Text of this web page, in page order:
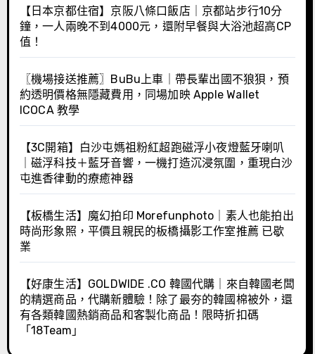
【日本京都住宿】京阪八條口飯店｜京都站步行10分
鐘，一人兩晚不到4000元，還附早餐與大浴池超高CP
值！
〖機場接送推薦〗BuBu上車｜帶長輩出國不狼狽，預
約透明價格無隱藏費用，同場加映 Apple Wallet
ICOCA 教學
【3C開箱】白沙屯媽祖粉紅超跑磁浮小夜燈藍牙喇叭
｜磁浮科技＋藍牙音響，一機打造沉浸氛圍，重現白沙
屯進香律動的療癒神器
【板橋生活】魔幻拍印 Morefunphoto｜素人也能拍出
時尚形象照，平價且親民的板橋攝影工作室推薦 已歇
業
【好康生活】GOLDWIDE .CO 韓國代購｜來自韓國老闆
的精選商品，代購新體驗！除了最夯的韓國棉被外，還
有各類韓國熱銷商品和客製化商品！限時折扣碼
「18Team」